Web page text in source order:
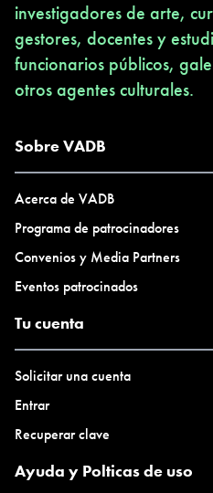
investigadores de arte,
gestores, docentes y
funcionarios públicos,
otros agentes culturales.
Sobre VADB
Acerca de VADB
Programa de patrocinadores
Convenios y Media Partners
Eventos patrocinados
Tu cuenta
Solicitar una cuenta
Entrar
Recuperar clave
Ayuda y Polticas de uso